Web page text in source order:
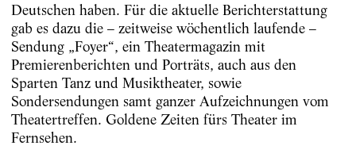
Deutschen haben. Für die aktuelle Berichterstattung
gab es dazu die – zeitweise wöchentlich laufende –
Sendung „Foyer“, ein Theatermagazin mit
Premierenberichten und Porträts, auch aus den
Sparten Tanz und Musiktheater, sowie
Sondersendungen samt ganzer Aufzeichnungen vom
Theatertreffen. Goldene Zeiten fürs Theater im
Fernsehen.